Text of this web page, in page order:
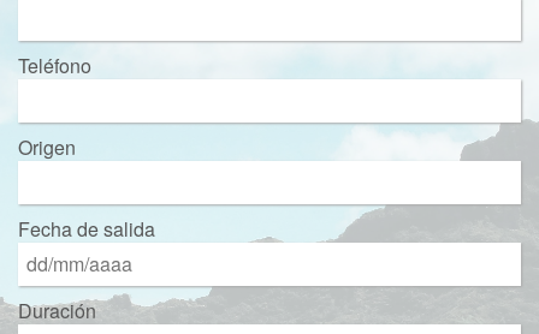
Teléfono
Origen
Fecha de salida
Duración